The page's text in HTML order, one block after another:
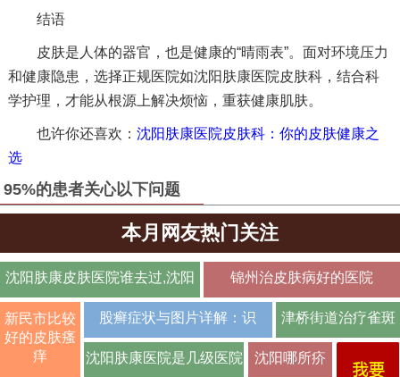
结语
皮肤是人体的器官，也是健康的“晴雨表”。面对环境压力
和健康隐患，选择正规医院如沈阳肤康医院皮肤科，结合科
学护理，才能从根源上解决烦恼，重获健康肌肤。
也许你还喜欢： 沈阳肤康医院皮肤科：你的皮肤健康之
选
95%的患者关心以下问题
本月网友热门关注
沈阳肤康皮肤医院谁去过,沈阳
肤康皮肤
锦州治皮肤病好的医院
新民市比较
好的皮肤瘙
痒
股癣症状与图片详解：识 津桥街道治疗雀斑
哪家医
沈阳肤康医院是几级医院 沈阳哪所疥